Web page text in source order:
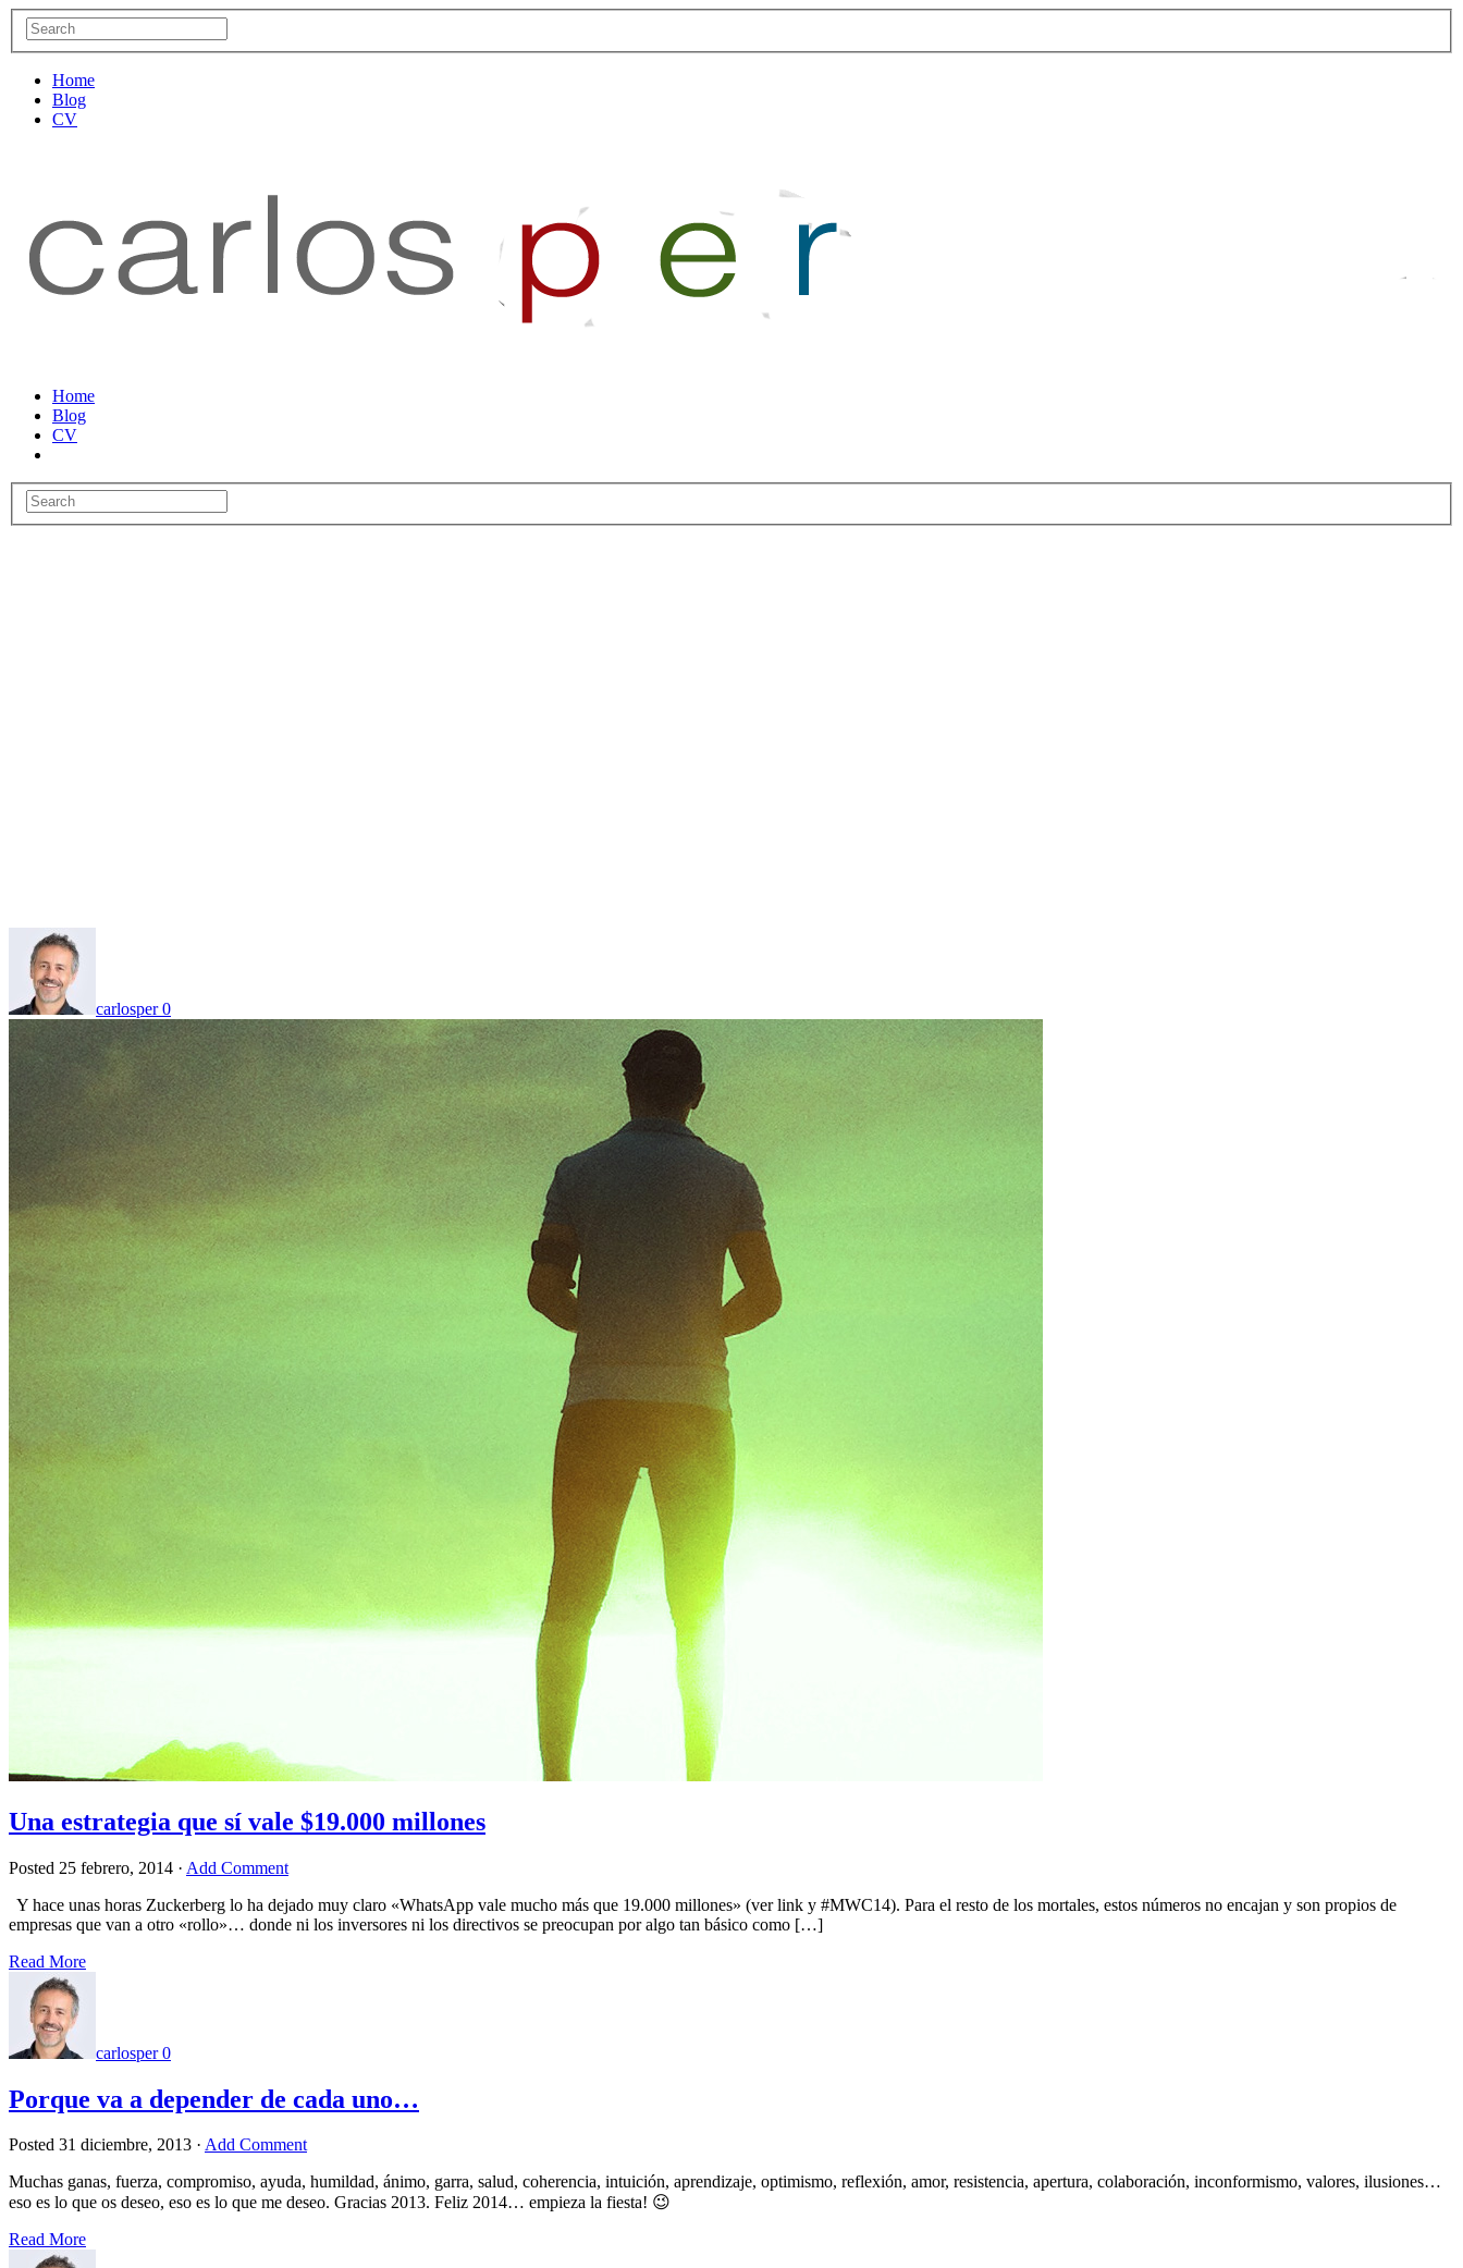
Home
Blog
CV
Home
Blog
CV
carlosper 0
Una estrategia que sí vale $19.000 millones
Posted 25 febrero, 2014 · Add Comment
Y hace unas horas Zuckerberg lo ha dejado muy claro «WhatsApp vale mucho más que 19.000 millones» (ver link y #MWC14). Para el resto de los mortales, estos números no encajan y son propios de
empresas que van a otro «rollo»… donde ni los inversores ni los directivos se preocupan por algo tan básico como […]
Read More
carlosper 0
Porque va a depender de cada uno…
Posted 31 diciembre, 2013 · Add Comment
Muchas ganas, fuerza, compromiso, ayuda, humildad, ánimo, garra, salud, coherencia, intuición, aprendizaje, optimismo, reflexión, amor, resistencia, apertura, colaboración, inconformismo, valores, ilusiones…
eso es lo que os deseo, eso es lo que me deseo. Gracias 2013. Feliz 2014… empieza la fiesta! 😉
Read More